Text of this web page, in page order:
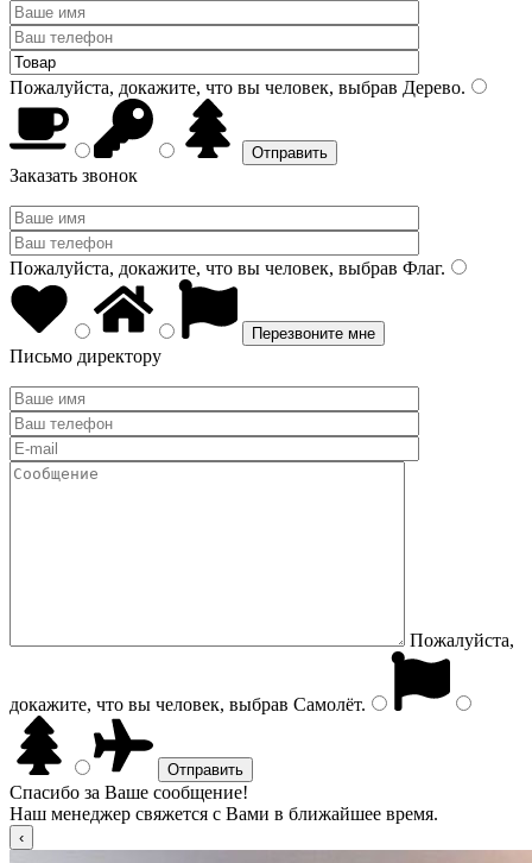
Пожалуйста, докажите, что вы человек, выбрав Дерево.
Заказать звонок
Пожалуйста, докажите, что вы человек, выбрав Флаг.
Письмо директору
Пожалуйста,
докажите, что вы человек, выбрав Самолёт.
Спасибо за Ваше сообщение!
Наш менеджер свяжется с Вами в ближайшее время.